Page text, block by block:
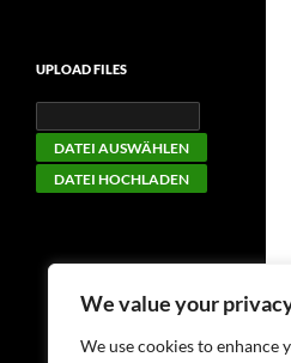
We value your
We use cookies to enhance
UPLOAD FILES